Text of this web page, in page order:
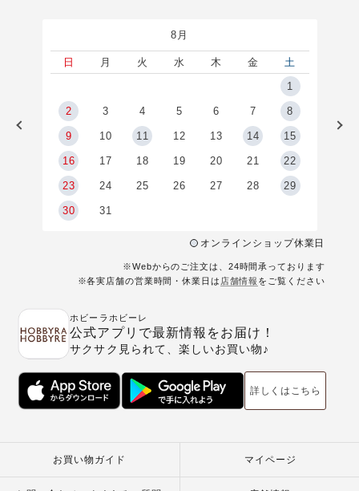
8月
日 月 火 水 木 金
土
1
2 3 4 5 6 7 8
9 10 11 12 13 14 15
16 17 18 19 20 21 22
23 24 25 26 27 28 29
30 31
オンラインショップ休業日
※Webからのご注文は、24時間承っております
※各実店舗の営業時間・休業日は 店舗情報 をご覧ください
ホビーラホビーレ
公式アプリで最新情報をお届け！
サクサク見られて、楽しいお買い物♪
詳しくはこちら
お買い物ガイド マイページ